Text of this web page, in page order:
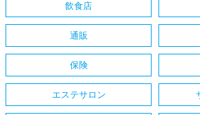
飲食店
通販
保険
エステサロン